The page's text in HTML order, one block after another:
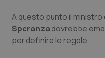
Marche
Donna & Salute
A questo punto il ministro
Speranza dovrebbe
per definire le regole.